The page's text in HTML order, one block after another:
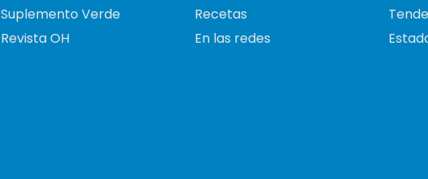
Suplemento Verde
Revista OH
Recetas
En las redes